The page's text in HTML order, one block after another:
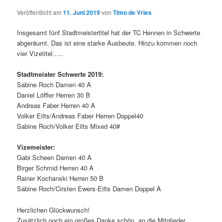
Veröffentlicht am11. Juni 2019vonTimo de Vries
Insgesamt fünf Stadtmeistertitel hat der TC Hennen in Schwerte
abgeräumt. Das ist eine starke Ausbeute. Hinzu kommen noch
vier Vizetitel…..
Stadtmeister Schwerte 2019:
Sabine Roch Damen 40 A
Daniel Löffler Herren 30 B
Andreas Faber Herren 40 A
Volker Eilts/Andreas Faber Herren Doppel40
Sabine Roch/Volker Eilts Mixed 40#
Vizemeister:
Gabi Scheen Damen 40 A
Birger Schmid Herren 40 A
Rainer Kochanski Herren 50 B
Sabine Roch/Cirsten Ewers-Eilts Damen Doppel A
Herzlichen Glückwunsch!
Zusätzlich noch ein großes Danke schön, an die Mitglieder,